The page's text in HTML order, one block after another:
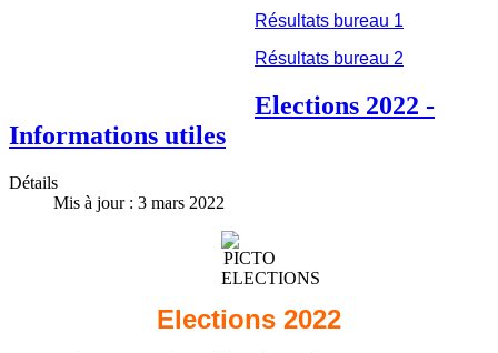
Résultats bureau 1
Résultats bureau 2
Elections 2022 -
Informations utiles
Détails
Mis à jour : 3 mars 2022
Elections 2022